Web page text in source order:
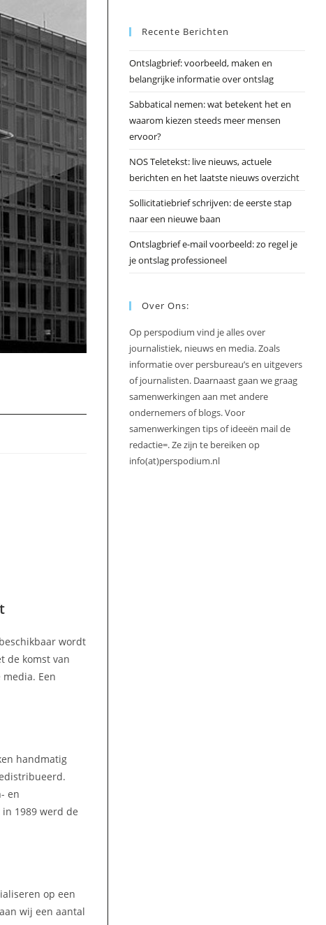
wordt
de komst van
Een
handmatig
en
1989 werd de
op een
wij een aantal
Recente Berichten
Ontslagbrief: voorbeeld, maken en
belangrijke informatie over ontslag
Sabbatical nemen: wat betekent het en
waarom kiezen steeds meer mensen
ervoor?
NOS Teletekst: live nieuws, actuele
berichten en het laatste nieuws overzicht
Sollicitatiebrief schrijven: de eerste stap
naar een nieuwe baan
Ontslagbrief e-mail voorbeeld: zo regel je
je ontslag professioneel
Over Ons:
Op perspodium vind je alles over
journalistiek, nieuws en media. Zoals
informatie over persbureau’s en uitgevers
of journalisten. Daarnaast gaan we graag
samenwerkingen aan met andere
ondernemers of blogs. Voor
samenwerkingen tips of ideeën mail de
redactie=. Ze zijn te bereiken op
info(at)perspodium.nl